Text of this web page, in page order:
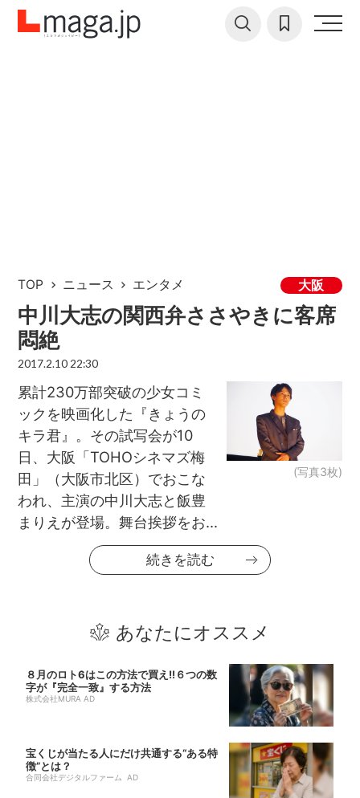
TOP ニュース エンタメ 大阪
中川大志の関西弁ささやきに客席
悶絶
2017.2.10 22:30
(写真3枚)
累計230万部突破の少女コミ
ックを映画化した『きょうの
キラ君』。その試写会が10
日、大阪「TOHOシネマズ梅
田」（大阪市北区）でおこな
われ、主演の中川大志と飯豊
まりえが登場。舞台挨拶をお...
続きを読む
あなたにオススメ
８月のロト6はこの方法で買え!!６つの数
字が『完全一致』する方法
株式会社MURA AD
宝くじが当たる人にだけ共通する“ある特
徴”とは？
合同会社デジタルファーム AD